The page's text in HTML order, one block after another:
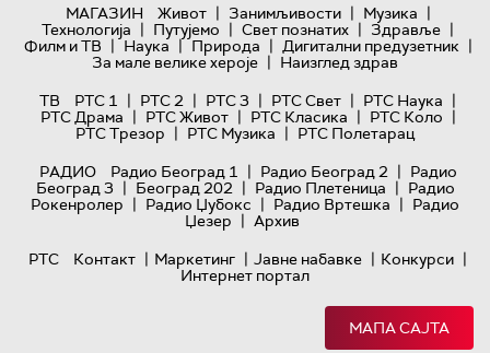
МАГАЗИН
Живот | Занимљивости | Музика |
Технологијa | Путујемо | Свет познатих | Здравље |
Филм и ТВ | Наука | Природа | Дигитални предузетник |
За мале велике хероје | Наизглед здрав
ТВ
РТС 1 | РТС 2 | РТС 3 | РТС Свет | РТС Наука |
РТС Драма | РТС Живот | РТС Класика | РТС Коло |
РТС Трезор | РТС Музика | РТС Полетарац
РАДИО
Радио Београд 1 | Радио Београд 2 | Радио
Београд 3 | Београд 202 | Радио Плетеница | Радио
Рокенролер | Радио Џубокс | Радио Вртешка | Радио
Џезер | Архив
РТС
Контакт | Маркетинг | Јавне набавке | Конкурси |
Интернет портал
МАПА САЈТА